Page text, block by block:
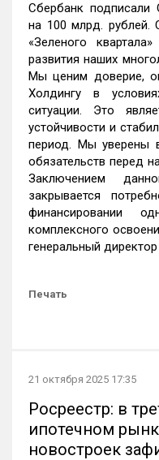
Сбербанк подписали
на 100 млрд. рублей.
«Зеленого
развития наших
Мы ценим доверие,
Холдингу в
ситуации. Это
устойчивости и
период. Мы уверены
обязательств перед
Заключением
закрывается
финансировании
комплексного
генеральный
Печать
21 октября 2025 17:35
Росреестр: в
ипотечном
новостроек